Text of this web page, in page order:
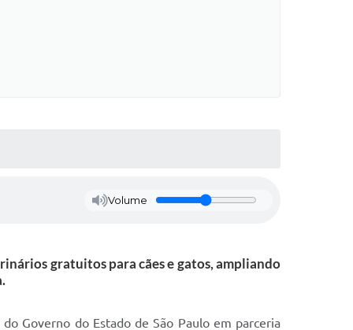
Volume
gratuitos para cães e gatos, ampliando
Governo do Estado de São Paulo em parceria